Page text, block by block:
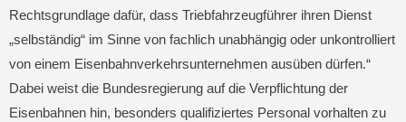
Rechtsgrundlage dafür, dass Triebfahrzeugführer ihren Dienst
„selbständig“ im Sinne von fachlich unabhängig oder unkontrolliert
von einem Eisenbahnverkehrsunternehmen ausüben dürfen.“
Dabei weist die Bundesregierung auf die Verpflichtung der
Eisenbahnen hin, besonders qualifiziertes Personal vorhalten zu